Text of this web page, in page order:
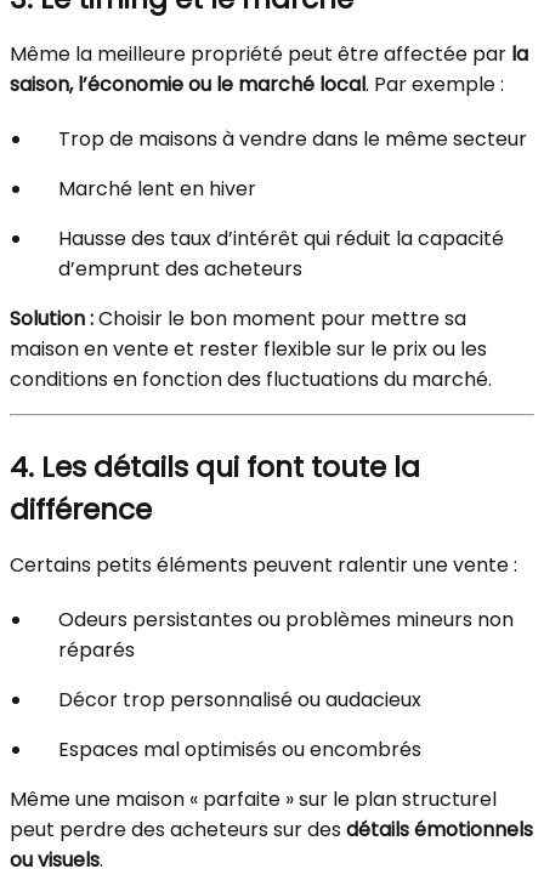
Même la meilleure propriété peut être affectée par la
saison, l’économie ou le marché local. Par exemple :
Trop de maisons à vendre dans le même secteur
Marché lent en hiver
Hausse des taux d’intérêt qui réduit la capacité
d’emprunt des acheteurs
Solution :Choisir le bon moment pour mettre sa
maison en vente et rester flexible sur le prix ou les
conditions en fonction des fluctuations du marché.
4. Les détails qui font toute la
différence
Certains petits éléments peuvent ralentir une vente :
Odeurs persistantes ou problèmes mineurs non
réparés
Décor trop personnalisé ou audacieux
Espaces mal optimisés ou encombrés
Même une maison « parfaite » sur le plan structurel
peut perdre des acheteurs sur desdétails émotionnels
ou visuels.